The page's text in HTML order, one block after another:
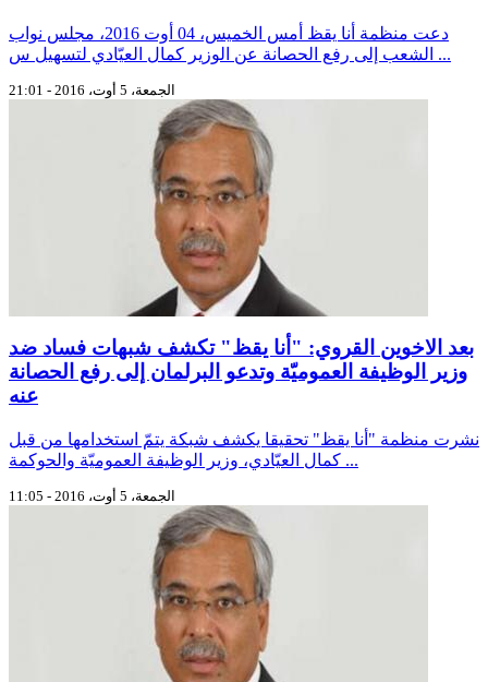
دعت منظمة أنا يقظ أمس الخميس، 04 أوت 2016، مجلس نواب
الشعب إلى رفع الحصانة عن الوزير كمال العيّادي لتسهيل س ...
الجمعة، 5 أوت، 2016 - 21:01
بعد الاخوين القروي: "أنا يقظ" تكشف شبهات فساد ضد
وزير الوظيفة العموميّة وتدعو البرلمان إلى رفع الحصانة
عنه
نشرت منظمة "أنا يقظ" تحقيقا يكشف شبكة يتمّ استخدامها من قبل
كمال العيّادي، وزير الوظيفة العموميّة والحوكمة ...
الجمعة، 5 أوت، 2016 - 11:05